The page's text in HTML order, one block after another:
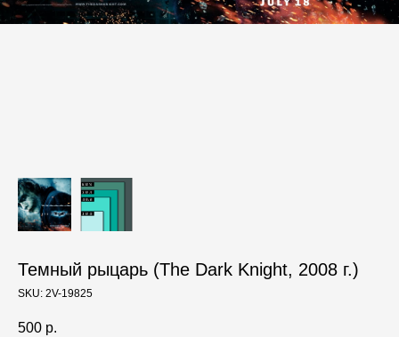
Темный рыцарь (The Dark Knight, 2008 г.)
SKU: 2V-19825
500 р.